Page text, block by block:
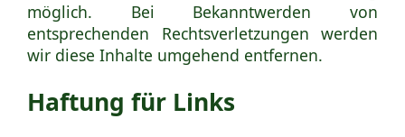
möglich. Bei Bekanntwerden von
entsprechenden Rechtsverletzungen werden
wir diese Inhalte umgehend entfernen.
Haftung für Links